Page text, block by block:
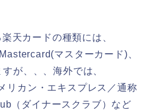
天カードの種類には、
マスターカード)、
が、、、海外では、
リカン・エキスプレス／通称
（ダイナースクラブ）など